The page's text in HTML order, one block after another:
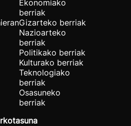
Ekonomiako
berriak
Gizarteko berriak
Nazioarteko
berriak
Politikako berriak
Kulturako berriak
Teknologiako
berriak
Osasuneko
berriak